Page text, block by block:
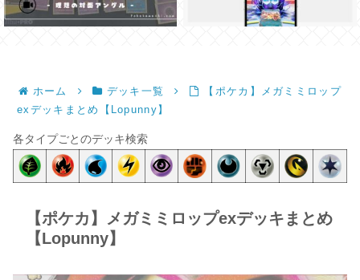
ホーム デッキ一覧
【ポケカ】メガミミロップ
exデッキまとめ【Lopunny】
各タイプごとのデッキ検索
【ポケカ】メガミミロップexデッキまとめ
【Lopunny】